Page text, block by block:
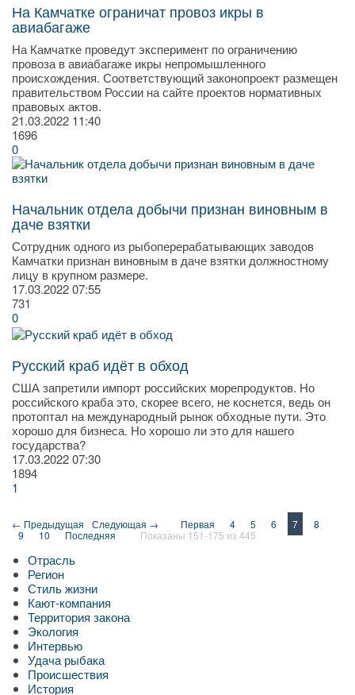
На Камчатке ограничат провоз икры в
авиабагаже
На Камчатке проведут эксперимент по ограничению
провоза в авиабагаже икры непромышленного
происхождения. Соответствующий законопроект размещен
правительством России на сайте проектов нормативных
правовых актов.
21.03.2022 11:40
1696
0
Начальник отдела добычи признан виновным в
даче взятки
Сотрудник одного из рыбоперерабатывающих заводов
Камчатки признан виновным в даче взятки должностному
лицу в крупном размере.
17.03.202207:55
731
0
Русский краб идёт в обход
США запретили импорт российских морепродуктов. Но
российского краба это, скорее всего, не коснется, ведь он
протоптал на международный рынок обходные пути. Это
хорошо для бизнеса. Но хорошо ли это для нашего
государства?
17.03.202207:30
1894
1
← Предыдущая Следующая → Первая 4 5 6 7
8
9
10 Последняя Показаны 151-175 из 445
Отрасль
Регион
Стиль жизни
Кают-компания
Территория закона
Экология
Интервью
Удача рыбака
Происшествия
История